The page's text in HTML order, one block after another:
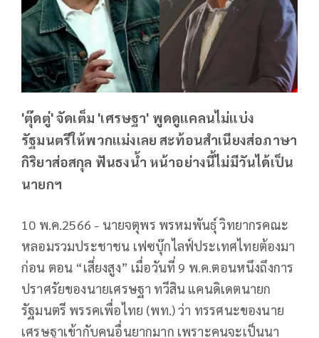
'ตุ๊ดตู่' จัดเต็ม 'เศรษฐา' พูดดูแคลนไม่แบ่ง
รัฐมนตรีให้พวกแม่งเลย สะท้อนสำเนียงส่อภาษา
กิริยาส่อสกุล ฟันธงน้ำ หน้าอย่างนี้ไม่มีวันได้เป็น
นายกฯ
10 พ.ค.2566 - นายจตุพร พรหมพันธุ์ วิทยากรคณะ
หลอมรวมประชาชน เฟซบุ๊กไลฟ์ประเทศไทยต้องมา
ก่อน ตอน “เสี่ยงสูง” เมื่อวันที่ 9 พ.ค.ตอนหนึงถึงการ
ปราศรัยของนายเศรษฐา ทวีสิน แคนดิเดตนายก
รัฐมนตรี พรรคเพื่อไทย (พท.) ว่า ทรรศนะของนาย
เศรษฐาเข้ากับคนอื่นยากมาก เพราะคนจะเป็นนา